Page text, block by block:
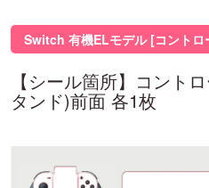
Switch 有機ELモデル [コントロ
【シール箇所】コント
タンド)前面 各1枚